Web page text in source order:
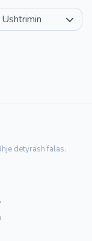
detyrash falas.